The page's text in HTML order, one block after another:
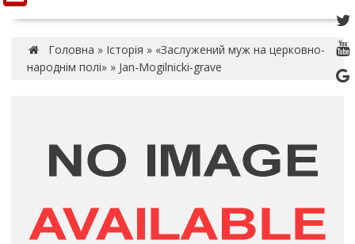
t
Головна » Історія » «Заслужений муж на церковно-
народнім полі» » Jan-Mogilnicki-grave